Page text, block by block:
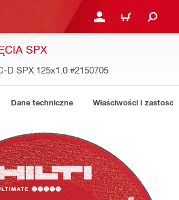
ZALOGUJ SIĘ LUB
KOSZYK
SPX
D SPX 125x1.0 #2150705
Dane techniczne Właściwości i